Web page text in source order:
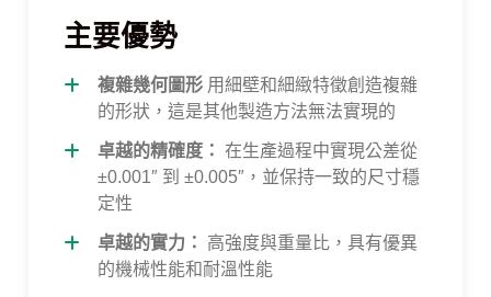
主要優勢
複雜幾何圖形 用細壁和細緻特徵創造複雜
的形狀，這是其他製造方法無法實現的
卓越的精確度： 在生產過程中實現公差從
±0.001″ 到 ±0.005″，並保持一致的尺寸穩
定性
卓越的實力：
高強度與重量比，具有優異
的機械性能和耐溫性能